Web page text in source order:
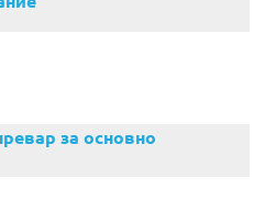
за основно